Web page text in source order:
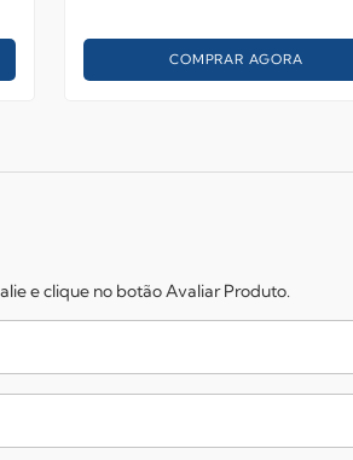
COMPRAR AGORA
e clique no botão Avaliar Produto.